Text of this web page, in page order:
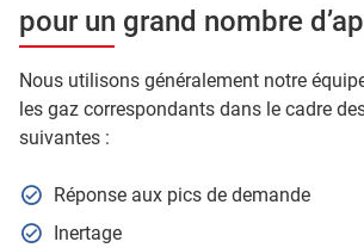
pour un grand nombre
Nous utilisons généralement notre
les gaz correspondants dans le cadre
suivantes :
Réponse aux pics de demande
Inertage